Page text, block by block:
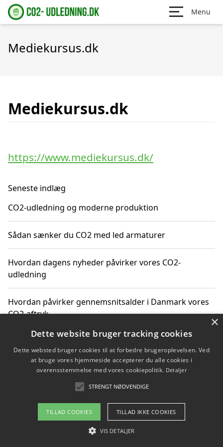
Menu
Mediekursus.dk
Mediekursus.dk
https://www.mediekursus.dk/
Seneste indlæg
CO2-udledning og moderne produktion
Sådan sænker du CO2 med led armaturer
Hvordan dagens nyheder påvirker vores CO2-
udledning
Hvordan påvirker gennemsnitsalder i Danmark vores
CO2-aftryk
Hvordan nyheder om CO2-udledning påvirker vores
hverdag
Om / kontakt
Blog Betingelser
×
Dette website bruger tracking cookies
Dette websted bruger cookies til at forbedre brugeroplevelsen. Ved
at bruge vores hjemmeside accepterer du alle cookies i
overensstemmelse med vores cookiepolitik. Detaljer
STRENGT NØDVENDIGE
TILLAD COOKIES TILLAD IKKE COOKIES
VIS DETALJER